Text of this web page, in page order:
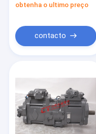
SK60 - 7 SK70
obtenha o ultimo preço
contacto